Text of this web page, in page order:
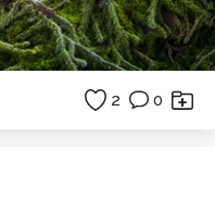
2 0